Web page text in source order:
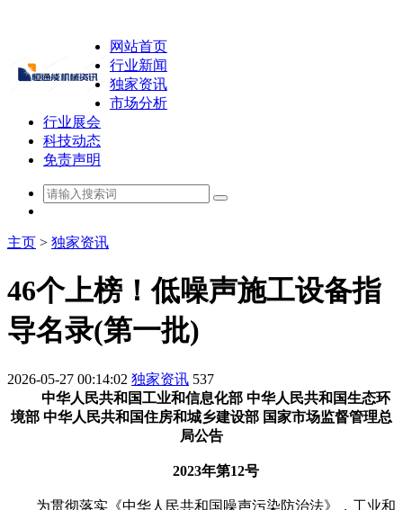
网站首页
行业新闻
独家资讯
市场分析
行业展会
科技动态
免责声明
主页 > 独家资讯
46个上榜！低噪声施工设备指
导名录(第一批)
2026-05-27 00:14:02 独家资讯 537
中华人民共和国工业和信息化部 中华人民共和国生态环
境部 中华人民共和国住房和城乡建设部 国家市场监督管理总
局公告
2023年第12号
为贯彻落实《中华人民共和国噪声污染防治法》，工业和